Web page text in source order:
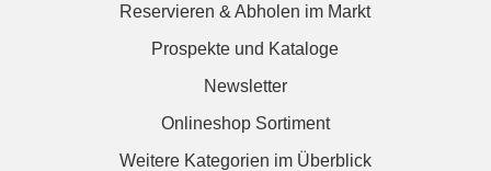
Reservieren & Abholen im Markt
Prospekte und Kataloge
Newsletter
Onlineshop Sortiment
Weitere Kategorien im Überblick